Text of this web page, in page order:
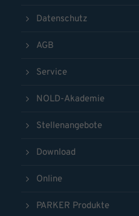
Datenschutz
AGB
Service
NOLD-Akademie
Stellenangebote
Download
Online
PARKER Produkte